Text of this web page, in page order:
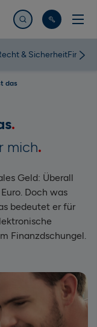
Jetzt suchen
& Sicherheit
das
mich
Geld: Überall
Doch was
bedeutet er für
Finanzdschungel.